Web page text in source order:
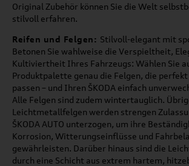
Original Zubehör können Sie die Welt
stilvoll erfahren.
Reifen und Felgen: Stilvoll-elegant mit
Betonen Sie wahlweise die Verspieltheit,
Kultiviertheit Ihres Fahrzeugs: Wählen Sie
Produktpalette genau die Felgen, die
passen – und Ihren ŠKODA einfach
Alle Felgen sind zudem wintertauglich.
Leichtmetallfelgen werden strengen
ŠKODA AUTO unterzogen, um ihre
Korrosion, Witterungseinflüsse und
gewährleisten. Darüber hinaus sind die
durch eine Schicht aus extrem hartem,